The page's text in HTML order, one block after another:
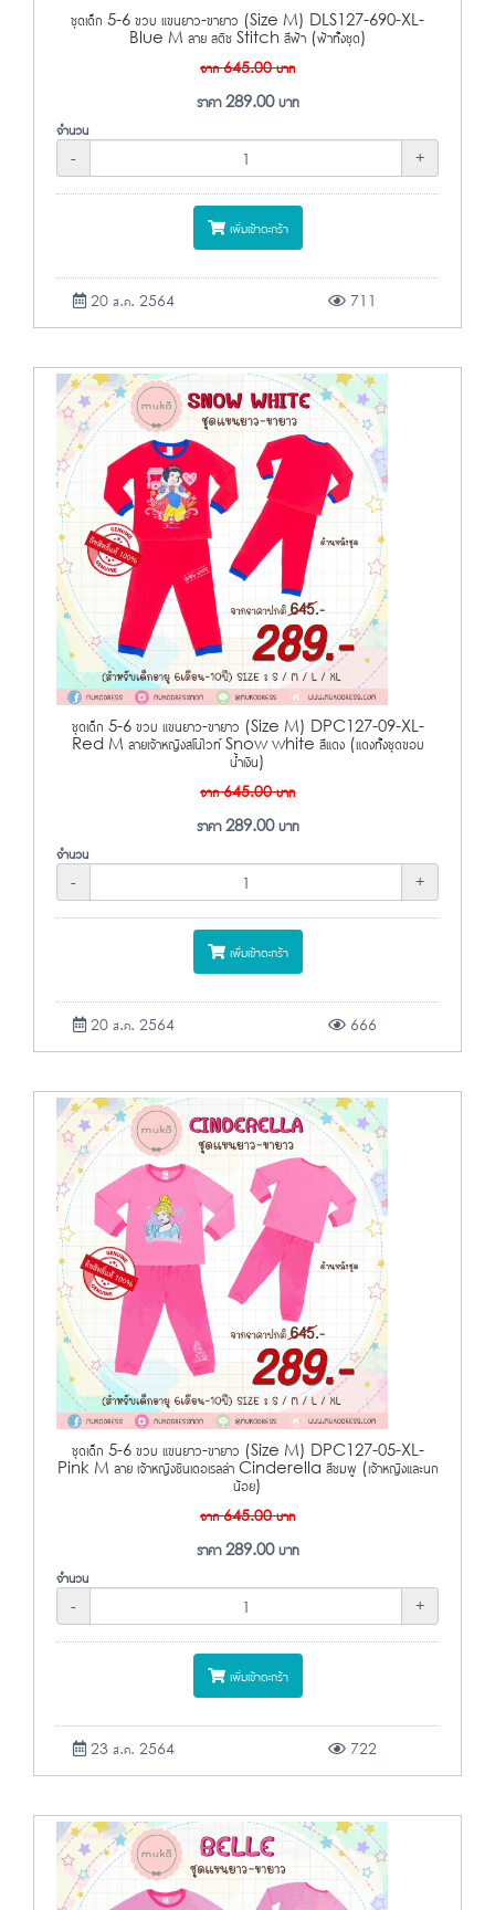
ชุดเด็ก 5-6 ขวบ แขนยาว-ขายาว (Size M) DLS127-690-XL-
Blue M ลาย สติช Stitch สีฟ้า (ฟ้าทั้งชุด)
จาก645.00บาท
ราคา289.00บาท
จำนวน
-
+
เพิ่มเข้าตะกร้า
20 ส.ค. 2564 711
ชุดเด็ก 5-6 ขวบ แขนยาว-ขายาว (Size M) DPC127-09-XL-
Red M ลายเจ้าหญิงสโนไวท์ Snow white สีแดง (แดงทั้งชุดขอบ
น้ำเงิน)
จาก645.00บาท
ราคา289.00บาท
จำนวน
-
+
เพิ่มเข้าตะกร้า
20 ส.ค. 2564 666
ชุดเด็ก 5-6 ขวบ แขนยาว-ขายาว (Size M) DPC127-05-XL-
Pink M ลาย เจ้าหญิงซินเดอเรลล่า Cinderella สีชมพู (เจ้าหญิงและนก
น้อย)
จาก645.00บาท
ราคา289.00บาท
จำนวน
-
+
เพิ่มเข้าตะกร้า
23 ส.ค. 2564 722